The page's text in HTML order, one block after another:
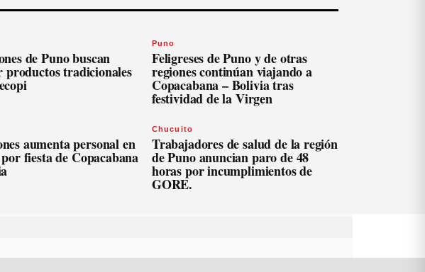
de Puno buscan
tradicionales
Puno
Feligreses de Puno y de otras
regiones continúan viajando a
Copacabana – Bolivia tras
festividad de la Virgen
aumenta personal en
fiesta de Copacabana
Chucuito
Trabajadores de salud de la región
de Puno anuncian paro de 48
horas por incumplimientos de
GORE.